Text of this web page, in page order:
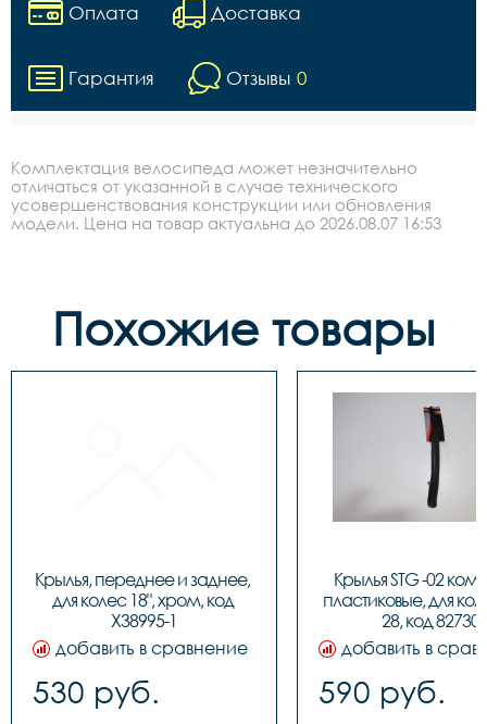
Оплата Доставка
Гарантия Отзывы 0
Комплектация велосипеда может незначительно
отличаться от указанной в случае технического
усовершенствования конструкции или обновления
модели. Цена на товар актуальна до 2026.08.07 16:53
Похожие товары
Крылья, переднее и заднее,
для колес 18", хром, код
Х38995-1
добавить в сравнение
530 руб.
Крылья STG -02
пластиковые, для
28, код 82730
добавить в
590 руб.